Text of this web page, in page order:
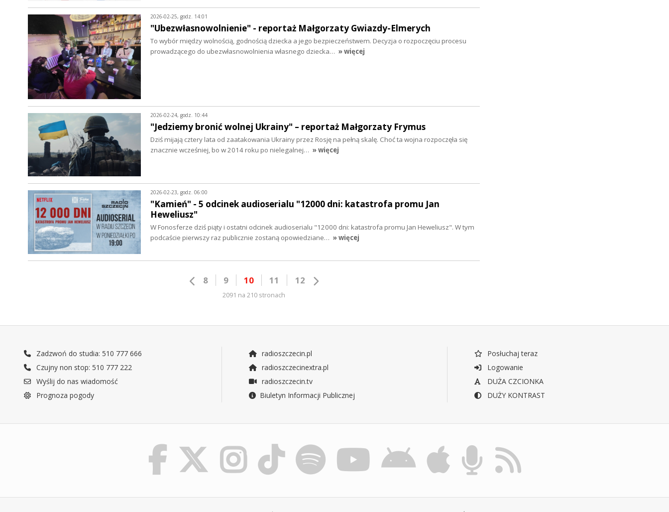
2026-02-25, godz. 14:01
"Ubezwłasnowolnienie" - reportaż Małgorzaty Gwiazdy-Elmerych
To wybór między wolnością, godnością dziecka a jego bezpieczeństwem. Decyzja o rozpoczęciu procesu
prowadzącego do ubezwłasnowolnienia własnego dziecka… » więcej
2026-02-24, godz. 10:44
"Jedziemy bronić wolnej Ukrainy" – reportaż Małgorzaty Frymus
Dziś mijają cztery lata od zaatakowania Ukrainy przez Rosję na pełną skalę. Choć ta wojna rozpoczęła się
znacznie wcześniej, bo w 2014 roku po nielegalnej… » więcej
2026-02-23, godz. 06:00
"Kamień" - 5 odcinek audioserialu "12000 dni: katastrofa promu Jan
Heweliusz"
W Fonosferze dziś piąty i ostatni odcinek audioserialu "12000 dni: katastrofa promu Jan Heweliusz". W tym
podcaście pierwszy raz publicznie zostaną opowiedziane… » więcej
8 9 10 11 12
2091 na 210 stronach
Zadzwoń do studia: 510 777 666
Czujny non stop: 510 777 222
Wyślij do nas wiadomość
Prognoza pogody
radioszczecin.pl
radioszczecinextra.pl
radioszczecin.tv
Biuletyn Informacji Publicznej
Posłuchaj teraz
Logowanie
DUŻA CZCIONKA
DUŻY KONTRAST